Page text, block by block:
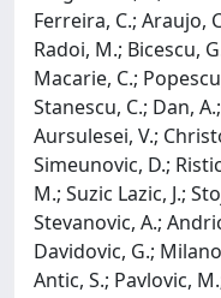
Ferreira, C.; Araujo,
Radoi, M.; Bicescu,
Macarie, C.;
Stanescu, C.; Dan,
Aursulesei, V.;
Simeunovic, D.;
M.; Suzic Lazic, J.;
Stevanovic, A.;
Davidovic, G.;
Antic, S.; Pavlovic,